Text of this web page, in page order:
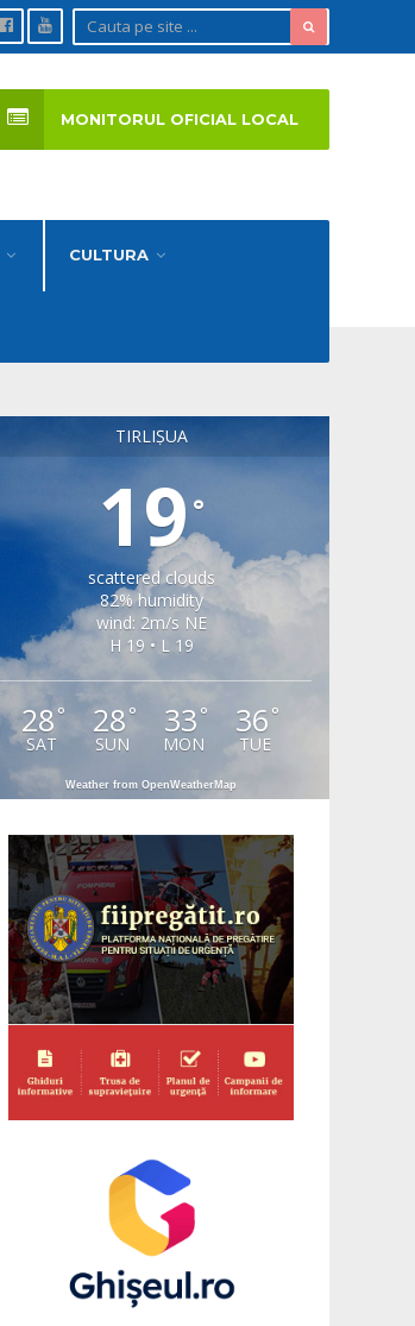
CULTURA
MONITORUL OFICIAL LOCAL
TIRLIȘUA
19°
scattered clouds
82% humidity
wind: 2m/s NE
H 19 • L 19
28 °
SAT
28 °
SUN
33 °
MON
36 °
TUE
Weather from OpenWeatherMap